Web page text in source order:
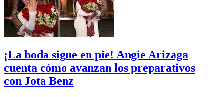
¡La boda sigue en pie! Angie Arizaga
cuenta cómo avanzan los preparativos
con Jota Benz